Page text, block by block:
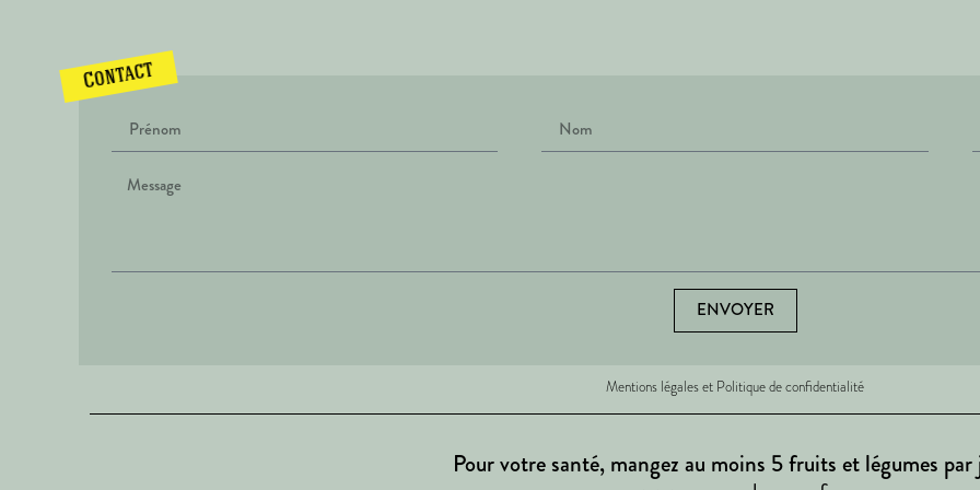
Contact
ENVOYER
Mentions légales et Politique de confidentialité
Pour votre santé, mangez au moins 5 fruits et légumes par